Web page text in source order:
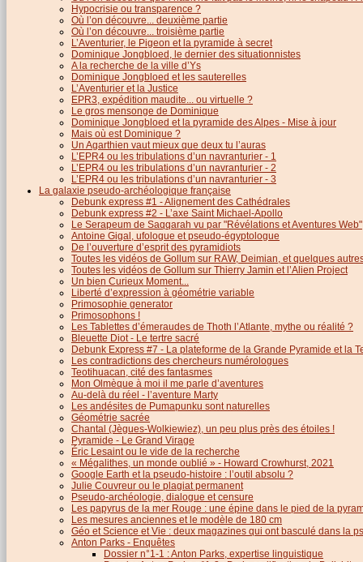
Hypocrisie ou transparence ?
Où l’on découvre... deuxième partie
Où l’on découvre... troisième partie
L’Aventurier, le Pigeon et la pyramide à secret
Dominique Jongbloed, le dernier des situationnistes
A la recherche de la ville d’Ys
Dominique Jongbloed et les sauterelles
L’Aventurier et la Justice
EPR3, expédition maudite... ou virtuelle ?
Le gros mensonge de Dominique
Dominique Jongbloed et la pyramide des Alpes - Mise à jour
Mais où est Dominique ?
Un Agarthien vaut mieux que deux tu l’auras
L’EPR4 ou les tribulations d’un navranturier - 1
L’EPR4 ou les tribulations d’un navranturier - 2
L’EPR4 ou les tribulations d’un navranturier - 3
La galaxie pseudo-archéologique française
Debunk express #1 - Alignement des Cathédrales
Debunk express #2 - L’axe Saint Michael-Apollo
Le Serapeum de Saqqarah vu par "Révélations et Aventures Web"
Antoine Gigal, ufologue et pseudo-égyptologue
De l’ouverture d’esprit des pyramidiots
Toutes les vidéos de Gollum sur RAW, Deimian, et quelques
Toutes les vidéos de Gollum sur Thierry Jamin et l’Alien Project
Un bien Curieux Moment...
Liberté d’expression à géométrie variable
Primosophie generator
Primosophons !
Les Tablettes d’émeraudes de Thoth l’Atlante, mythe ou réalité ?
Bleuette Diot - Le tertre sacré
Debunk Express #7 - La plateforme de la Grande Pyramide et la
Les contradictions des chercheurs numérologues
Teotihuacan, cité des fantasmes
Mon Olmèque à moi il me parle d’aventures
Au-delà du réel - l’aventure Marty
Les andésites de Pumapunku sont naturelles
Géométrie sacrée
Chantal (Jègues-Wolkiewiez), un peu plus près des étoiles !
Pyramide - Le Grand Virage
Éric Lesaint ou le vide de la recherche
« Mégalithes, un monde oublié » - Howard Crowhurst, 2021
Google Earth et la pseudo-histoire : l’outil absolu ?
Julie Couvreur ou le plagiat permanent
Pseudo-archéologie, dialogue et censure
Les papyrus de la mer Rouge : une épine dans le pied de la
Les mesures anciennes et le modèle de 180 cm
Géo et Science et Vie : deux magazines qui ont basculé dans la
Anton Parks - Enquêtes
Dossier n°1-1 : Anton Parks, expertise linguistique